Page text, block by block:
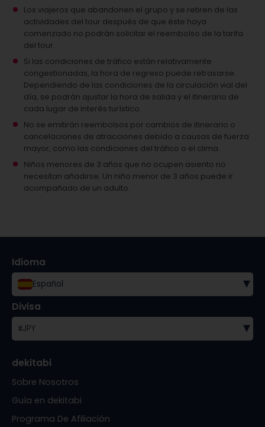
Los viajeros que abandonen el grupo y se retiren de las
actividades del tour después de que éste haya
comenzado no podrán solicitar el reembolso de la tarifa
del tour.
Si las condiciones de tráfico están relativamente
congestionadas, la hora de regreso puede retrasarse.
Dependiendo de las condiciones de la circulación vial del
día, se podrán ajustar la hora de salida y el itinerario de
cada lugar de interés turístico.
No se emitirán reembolsos por cambios de itinerario o
cancelaciones de atracciones debido a causas de fuerza
mayor, como las condiciones del tráfico o el clima.
Niños menores de 3 años que no ocupen asiento no
necesitan añadirse. Un niño menor de 3 años puede ir
acompañado de un adulto.
Idioma
Español ▾
Divisa
¥JPY ▾
dekitabi
Sobre Nosotros
Guía en dekitabi
Programa De Afiliación